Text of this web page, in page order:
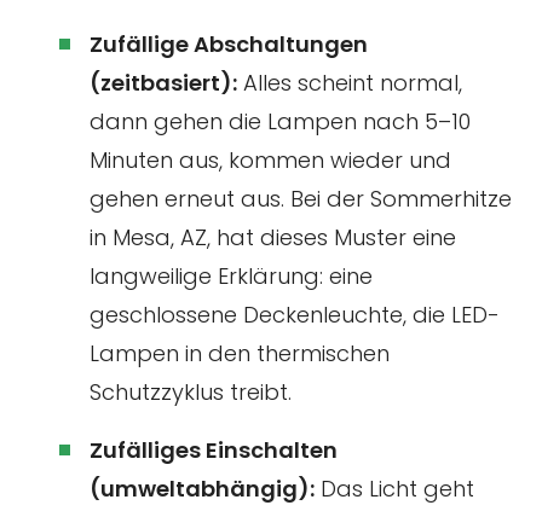
Zufällige Abschaltungen
(zeitbasiert): Alles scheint normal,
dann gehen die Lampen nach 5–10
Minuten aus, kommen wieder und
gehen erneut aus. Bei der Sommerhitze
in Mesa, AZ, hat dieses Muster eine
langweilige Erklärung: eine
geschlossene Deckenleuchte, die LED-
Lampen in den thermischen
Schutzzyklus treibt.
Zufälliges Einschalten
(umweltabhängig): Das Licht geht